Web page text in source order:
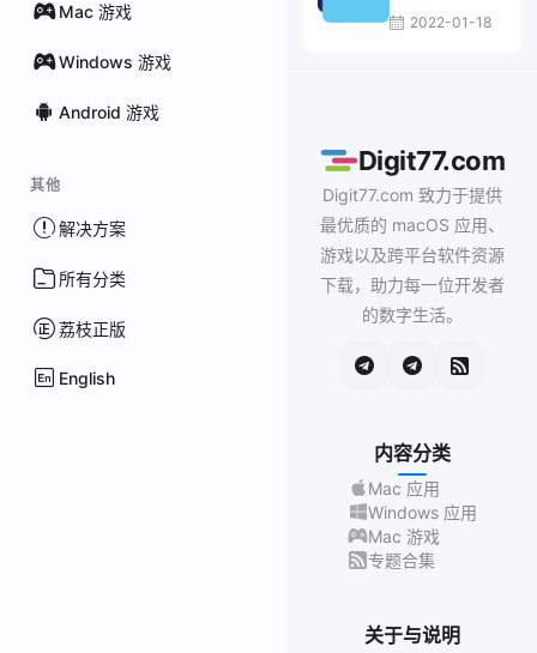
Mac 游戏
Windows 游戏
Android 游戏
其他
解决方案
所有分类
荔枝正版
English
2022-01-18
Digit77.com
Digit77.com 致力于提供
最优质的 macOS 应用、
游戏以及跨平台软件资源
下载，助力每一位开发者
的数字生活。
内容分类
Mac 应用
Windows 应用
Mac 游戏
专题合集
关于与说明